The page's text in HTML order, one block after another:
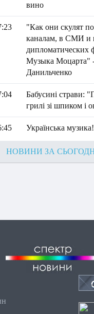
вино
"Как они скулят
каналам, в СМИ и
дипломатических
Музыка Моцарта"
Данильченко
Бабусині страви:
грилі зі шпиком і
Українська музика!
НОВИНИ ЗА